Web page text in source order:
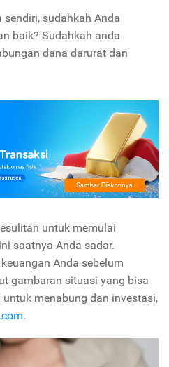
sendiri, sudahkah Anda
baik? Sudahkah anda
dana darurat dan
untuk memulai
saatnya Anda sadar.
Anda sebelum
gambaran situasi yang bisa
menabung dan investasi,
.